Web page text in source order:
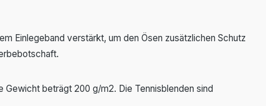
Einlegeband verstärkt, um den Ösen zusätzlichen Schutz
Gewicht beträgt 200 g/m2. Die Tennisblenden sind